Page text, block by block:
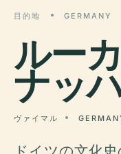
目的地 GERMANY
ルー
ナッ
ヴァイマル